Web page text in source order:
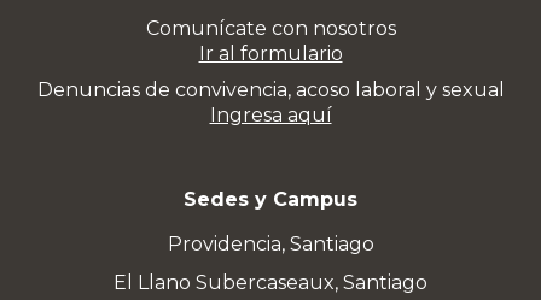
Comunícate con nosotros
Ir al formulario
Denuncias de convivencia, acoso laboral y sexual
Ingresa aquí
Sedes y Campus
Providencia, Santiago
El Llano Subercaseaux, Santiago